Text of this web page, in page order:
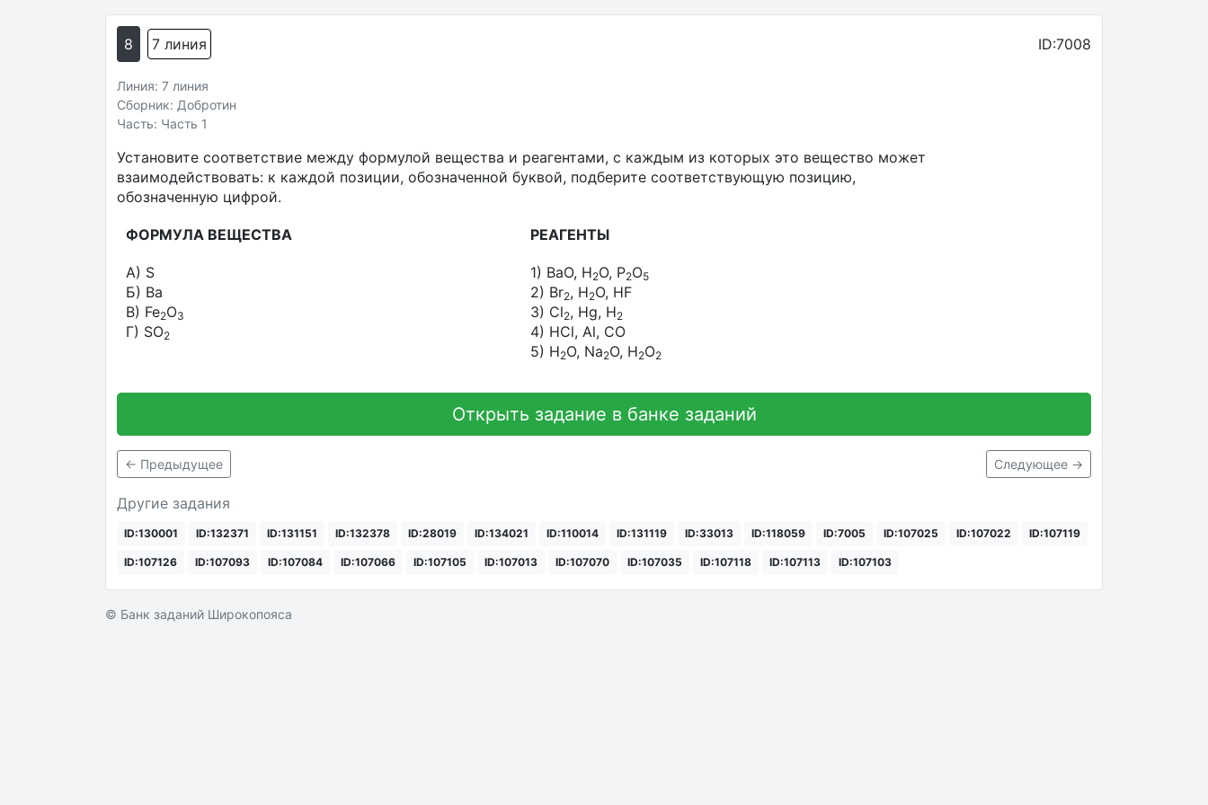
8 7 линия ID:7008
Линия: 7 линия
Сборник: Добротин
Часть: Часть 1
Установите соответствие между формулой вещества и реагентами, с каждым из которых это вещество может
взаимодействовать: к каждой позиции, обозначенной буквой, подберите соответствующую позицию,
обозначенную цифрой.
ФОРМУЛА ВЕЩЕСТВА РЕАГЕНТЫ
A) S
Б) Ba
В) Fe2O3
Г) SO2
1) BaO, H2O, P2O5
2) Br2, H2O, HF
3) Cl2, Hg, H2
4) HCl, Al, CO
5) H2O, Na2O, H2O2
Открыть задание в банке заданий
← Предыдущее Следующее →
Другие задания
ID:130001 ID:132371 ID:131151 ID:132378 ID:28019 ID:134021 ID:110014 ID:131119 ID:33013 ID:118059 ID:7005 ID:107025 ID:107022 ID:107119
ID:107126 ID:107093 ID:107084 ID:107066 ID:107105 ID:107013 ID:107070 ID:107035 ID:107118 ID:107113 ID:107103
© Банк заданий Широкопояса